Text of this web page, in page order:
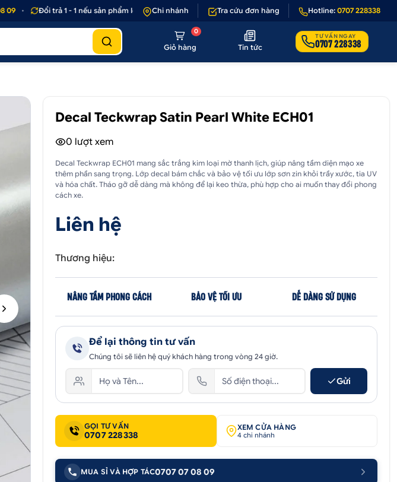
• Đổi trả 1 - 1 nếu sản phẩm lỗi hoặc không đúng hình ảnh • Giảm 50.000₫ phí vận chuyển cho đơn
Chi nhánh Tra cứu đơn hàng Hotline: 0707 228338
Giỏ hàng
0
Tin tức
TƯ VẤN NGAY
0707 228338
Decal Teckwrap Satin Pearl White ECH01
0 lượt xem
Decal Teckwrap ECH01 mang sắc trắng kim loại mờ thanh lịch, giúp nâng tầm diện mạo xe
thêm phần sang trọng. Lớp decal bám chắc và bảo vệ tối ưu lớp sơn zin khỏi trầy xước, tia UV
và hóa chất. Tháo gỡ dễ dàng mà không để lại keo thừa, phù hợp cho ai muốn thay đổi phong
cách xe.
Liên hệ
Thương hiệu:
NÂNG TẦM PHONG CÁCH BẢO VỆ TỐI ƯU DỄ DÀNG SỬ DỤNG
Để lại thông tin tư vấn
Chúng tôi sẽ liên hệ quý khách hàng trong vòng 24 giờ.
Gửi
GỌI TƯ VẤN
0707 228338
XEM CỬA HÀNG
4 chi nhánh
MUA SỈ VÀ HỢP TÁC0707 07 08 09